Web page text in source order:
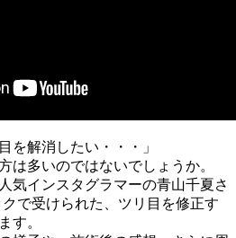
を解消したい・・・」
は多いのではないでしょうか。
気インスタグラマーの青山千夏さ
で受けられた、ツリ目を修正す
す。